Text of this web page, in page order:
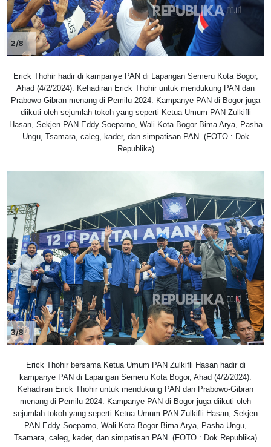
2/8
Erick Thohir hadir di kampanye PAN di Lapangan Semeru Kota Bogor,
Ahad (4/2/2024). Kehadiran Erick Thohir untuk mendukung PAN dan
Prabowo-Gibran menang di Pemilu 2024. Kampanye PAN di Bogor juga
diikuti oleh sejumlah tokoh yang seperti Ketua Umum PAN Zulkifli
Hasan, Sekjen PAN Eddy Soeparno, Wali Kota Bogor Bima Arya, Pasha
Ungu, Tsamara, caleg, kader, dan simpatisan PAN. (FOTO : Dok
Republika)
3/8
Erick Thohir bersama Ketua Umum PAN Zulkifli Hasan hadir di
kampanye PAN di Lapangan Semeru Kota Bogor, Ahad (4/2/2024).
Kehadiran Erick Thohir untuk mendukung PAN dan Prabowo-Gibran
menang di Pemilu 2024. Kampanye PAN di Bogor juga diikuti oleh
sejumlah tokoh yang seperti Ketua Umum PAN Zulkifli Hasan, Sekjen
PAN Eddy Soeparno, Wali Kota Bogor Bima Arya, Pasha Ungu,
Tsamara, caleg, kader, dan simpatisan PAN. (FOTO : Dok Republika)